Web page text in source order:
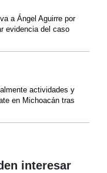
a Ángel Aguirre por
evidencia del caso
actividades y
en Michoacán tras
interesar